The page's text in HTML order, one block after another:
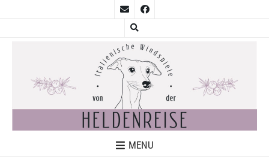
MENU